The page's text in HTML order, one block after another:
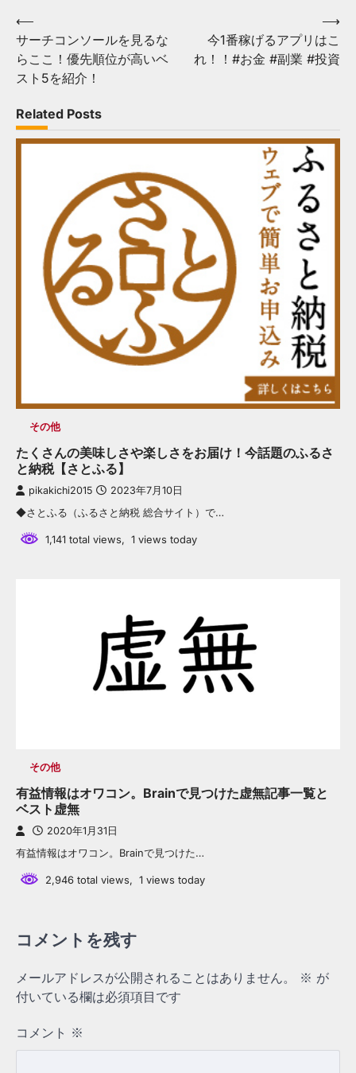
投
稿
ナ
ゲ
ー
⟵
サーチコンソールを見るな
らここ！優先順位が高いベ
スト5を紹介！
今1番稼げるアプリはこ
れ！！#お金 #副業 #投資
⟶
Related Posts
その他
たくさんの美味しさや楽しさをお届け！今話題のふるさ
と納税【さとふる】
pikakichi2015 2023年7月10日
◆さとふる（ふるさと納税 総合サイト）で…
1,141 total views, 1 views today
その他
有益情報はオワコン。Brainで見つけた虚無記事一覧と
ベスト虚無
2020年1月31日
有益情報はオワコン。Brainで見つけた…
2,946 total views, 1 views today
コメントを残す
メールアドレスが公開されることはありません。 ※ が
付いている欄は必須項目です
コメント ※